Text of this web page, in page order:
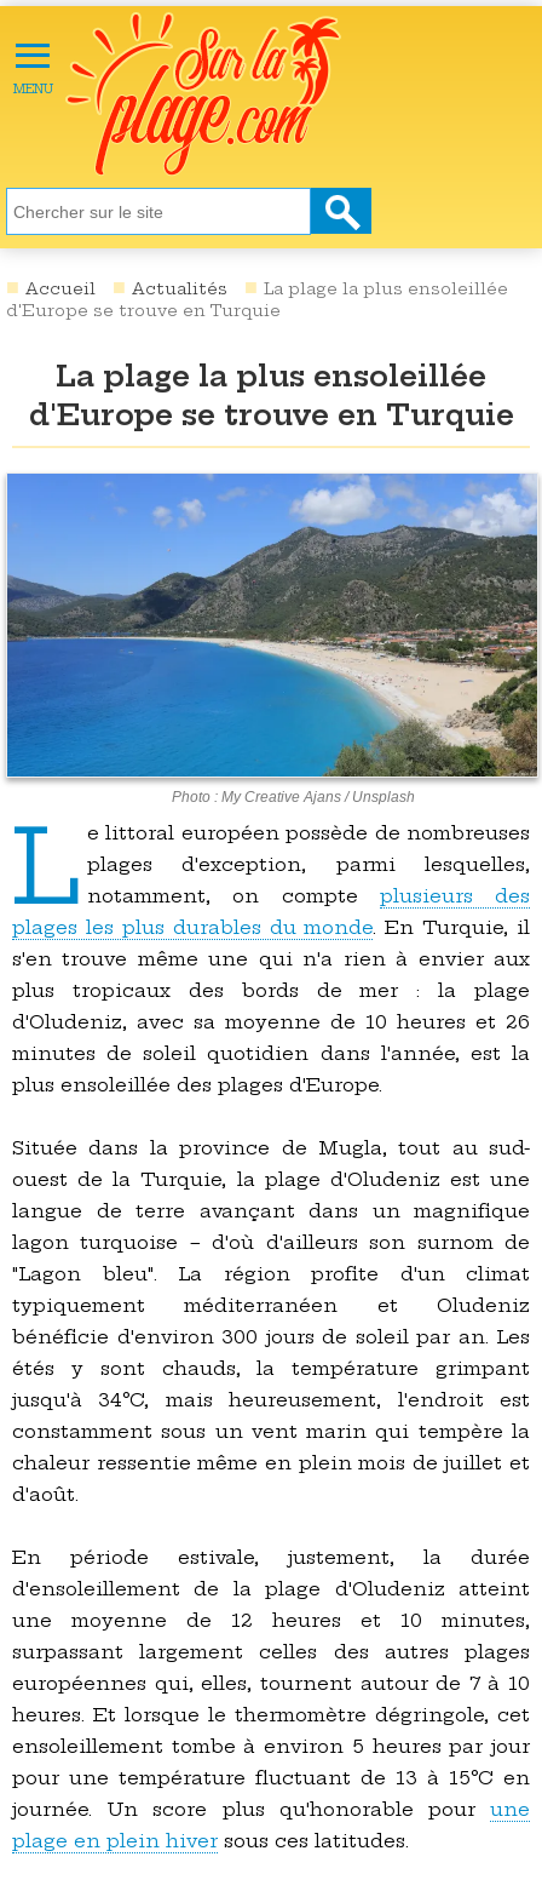
≡
MENU
ACTU
LOISIRS
NATURE
ÉCOLOGIE
SANTÉ
SOCIÉTÉ
CULTURE
DESTINATIONS
Accueil Actualités
La plage la plus ensoleillée
d'Europe se trouve en Turquie
La plage la plus ensoleillée
d'Europe se trouve en Turquie
Photo : My Creative Ajans / Unsplash
L e littoral européen possède de nombreuses
plages d'exception, parmi lesquelles,
notamment, on compte plusieurs des
plages les plus durables du monde. En Turquie, il
s'en trouve même une qui n'a rien à envier aux
plus tropicaux des bords de mer : la plage
d'Oludeniz, avec sa moyenne de 10 heures et 26
minutes de soleil quotidien dans l'année, est la
plus ensoleillée des plages d'Europe.
Située dans la province de Mugla, tout au sud-
ouest de la Turquie, la plage d'Oludeniz est une
langue de terre avançant dans un magnifique
lagon turquoise – d'où d'ailleurs son surnom de
"Lagon bleu". La région profite d'un climat
typiquement méditerranéen et Oludeniz
bénéficie d'environ 300 jours de soleil par an. Les
étés y sont chauds, la température grimpant
jusqu'à 34°C, mais heureusement, l'endroit est
constamment sous un vent marin qui tempère la
chaleur ressentie même en plein mois de juillet et
d'août.
En période estivale, justement, la durée
d'ensoleillement de la plage d'Oludeniz atteint
une moyenne de 12 heures et 10 minutes,
surpassant largement celles des autres plages
européennes qui, elles, tournent autour de 7 à 10
heures. Et lorsque le thermomètre dégringole, cet
ensoleillement tombe à environ 5 heures par jour
pour une température fluctuant de 13 à 15°C en
journée. Un score plus qu'honorable pour une
plage en plein hiver sous ces latitudes.